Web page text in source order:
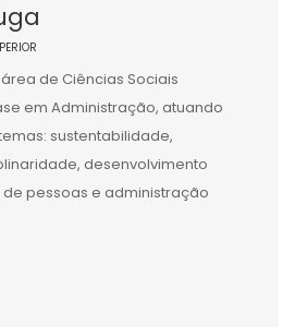
de Ciências Sociais
em Administração, atuando
sustentabilidade,
desenvolvimento
pessoas e administração